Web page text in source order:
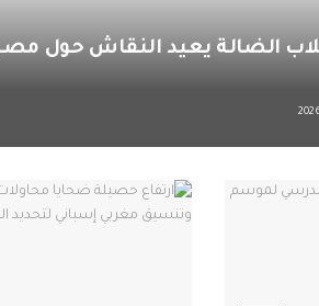
الضالة يعيد النقاش حول